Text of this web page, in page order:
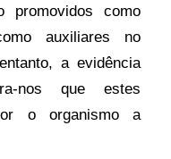
promovidos como
auxiliares no
a evidência
nos que estes
o organismo a